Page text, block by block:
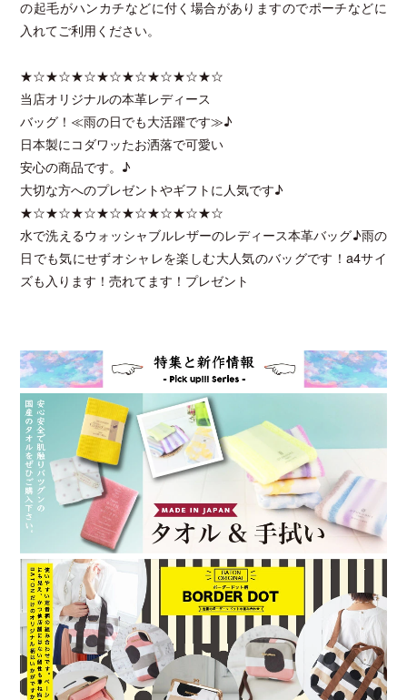
の起毛がハンカチなどに付く場合がありますのでポーチなどに
入れてご利用ください。
★☆★☆★☆★☆★☆★☆★☆★☆
当店オリジナルの本革レディース
バッグ！≪雨の日でも大活躍です≫♪
日本製にコダワッたお洒落で可愛い
安心の商品です。♪
大切な方へのプレゼントやギフトに人気です♪
★☆★☆★☆★☆★☆★☆★☆★☆
水で洗えるウォッシャブルレザーのレディース本革バッグ♪雨の
日でも気にせずオシャレを楽しむ大人気のバッグです！a4サイ
ズも入ります！売れてます！プレゼント